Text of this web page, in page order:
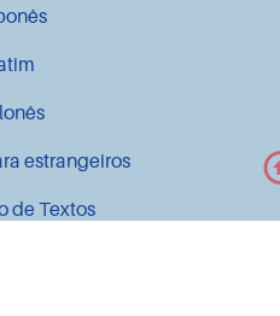
estrangeiros
de Textos